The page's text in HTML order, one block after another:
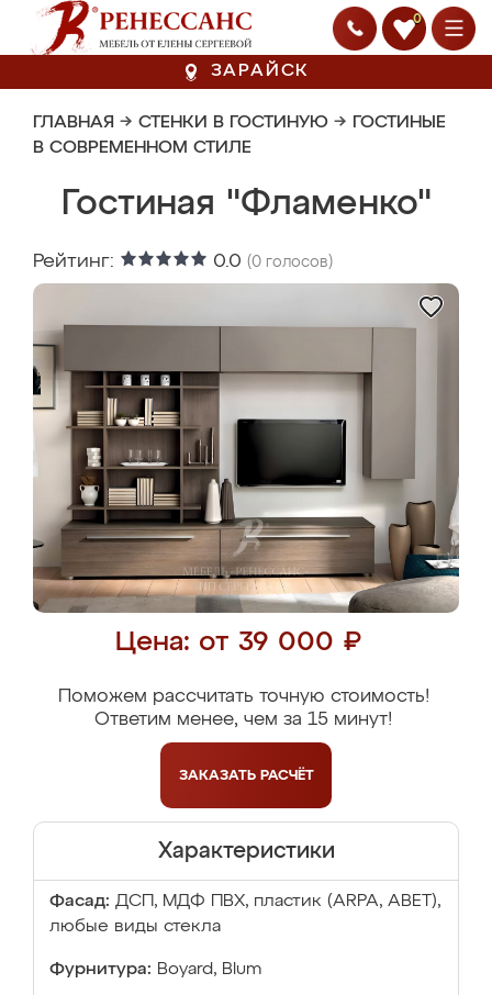
0
ЗАРАЙСК
ГЛАВНАЯ → СТЕНКИ В ГОСТИНУЮ → ГОСТИНЫЕ
В СОВРЕМЕННОМ СТИЛЕ
Гостиная "Фламенко"
Рейтинг: 0.0 (0 голосов)
Цена: от 39 000 ₽
Поможем рассчитать точную стоимость!
Ответим менее, чем за 15 минут!
ЗАКАЗАТЬ РАСЧЁТ
Характеристики
Фасад: ДСП, МДФ ПВХ, пластик (ARPA, ABET),
любые виды стекла
Фурнитура: Boyard, Blum